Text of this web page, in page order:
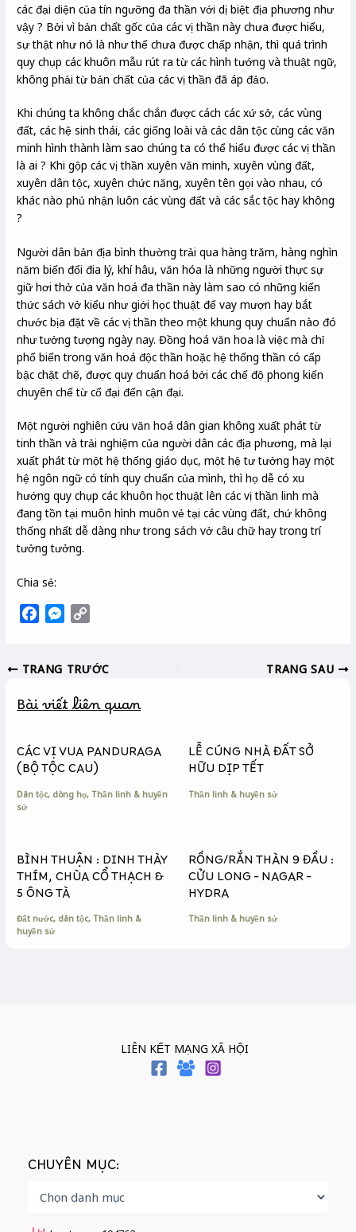
các đại diện của tín ngưỡng đa thần với dị biệt địa phương như
vậy ? Bởi vì bản chất gốc của các vị thần này chưa được hiểu,
sự thật như nó là như thế chưa được chấp nhận, thì quá trình
quy chụp các khuôn mẫu rút ra từ các hình tướng và thuật ngữ,
không phải từ bản chất của các vị thần đã áp đảo.
Khi chúng ta không chắc chắn được cách các xứ sở, các vùng
đất, các hệ sinh thái, các giống loài và các dân tộc cùng các văn
minh hình thành làm sao chúng ta có thể hiểu được các vị thần
là ai ? Khi gộp các vị thần xuyên văn minh, xuyên vùng đất,
xuyên dân tộc, xuyên chức năng, xuyên tên gọi vào nhau, có
khác nào phủ nhận luôn các vùng đất và các sắc tộc hay không
?
Người dân bản địa bình thường trải qua hàng trăm, hàng nghìn
năm biến đổi đia lý, khí hâu, văn hóa là những người thực sự
giữ hơi thở của văn hoá đa thần này làm sao có những kiến
thức sách vở kiểu như giới học thuật để vay mượn hay bắt
chước bịa đặt về các vị thần theo một khung quy chuẩn nào đó
như tưởng tượng ngày nay. Đồng hoá văn hoa là việc mà chỉ
phổ biến trong văn hoá độc thần hoặc hệ thống thần có cấp
bậc chặt chẽ, được quy chuẩn hoá bởi các chế độ phong kiến
chuyên chế từ cổ đại đến cận đại.
Một người nghiên cứu văn hoá dân gian không xuất phát từ
tinh thần và trải nghiệm của người dân các địa phương, mà lại
xuất phát từ một hệ thống giáo dục, một hệ tư tưởng hay một
hệ ngôn ngữ có tính quy chuẩn của mình, thì họ dễ có xu
hướng quy chụp các khuôn học thuật lên các vị thần linh mà
đang tồn tại muôn hình muôn vẻ tại các vùng đất, chứ không
thống nhất dễ dàng như trong sách vở câu chữ hay trong trí
tưởng tưởng.
Chia sẻ:
e
o
k
M
s
n
e
r
y
i
k
TRANG TRƯỚC TRANG SAU
Bài viết liên quan
CÁC VỊ VUA PANDURAGA
(BỘ TỘC CAU)
Dân tộc, dòng họ, Thần linh & huyền
sử
LỄ CÚNG NHÀ ĐẤT SỞ
HỮU DỊP TẾT
Thần linh & huyền sử
BÌNH THUẬN : DINH THÀY
THÍM, CHÙA CỔ THẠCH &
5 ÔNG TÀ
Đất nước, dân tộc, Thần linh &
huyền sử
RỒNG/RẮN THÀN 9 ĐẦU :
CỬU LONG – NAGAR –
HYDRA
Thần linh & huyền sử
LIÊN KẾT MẠNG XÃ HỘI
CHUYÊN MỤC: